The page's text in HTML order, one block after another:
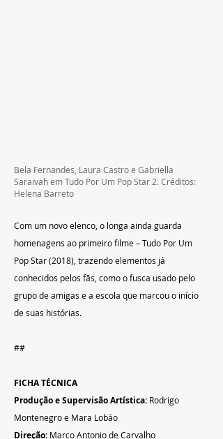
Bela Fernandes, Laura Castro e Gabriella
Saraivah em Tudo Por Um Pop Star 2. Créditos:
Helena Barreto
Com um novo elenco, o longa ainda guarda
homenagens ao primeiro filme – Tudo Por Um
Pop Star (2018), trazendo elementos já
conhecidos pelos fãs, como o fusca usado pelo
grupo de amigas e a escola que marcou o início
de suas histórias.
##
FICHA TÉCNICA
Produção e Supervisão Artística: Rodrigo
Montenegro e Mara Lobão
Direção: Marco Antonio de Carvalho